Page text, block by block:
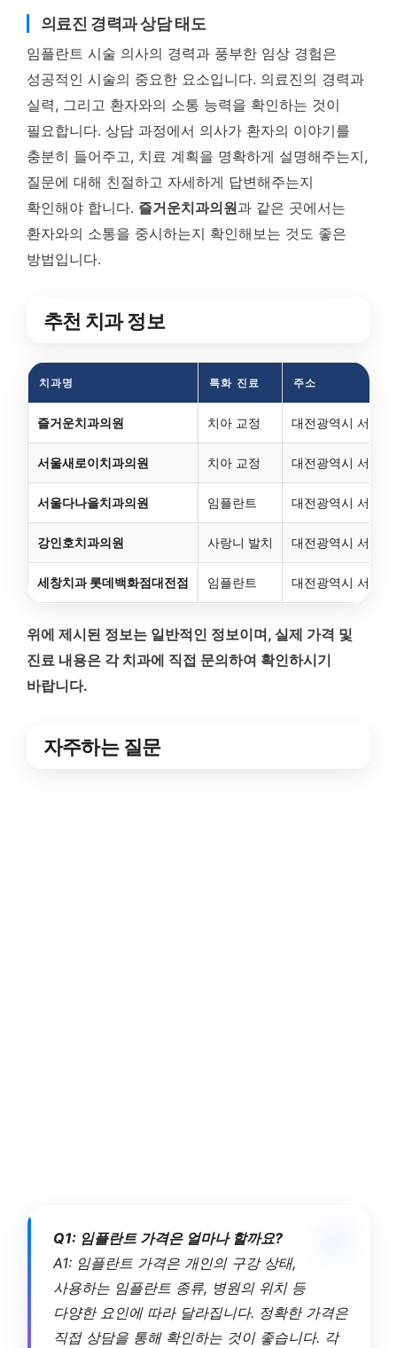
의료진 경력과 상담 태도
임플란트 시술 의사의 경력과 풍부한 임상 경험은
성공적인 시술의 중요한 요소입니다. 의료진의 경력과
실력, 그리고 환자와의 소통 능력을 확인하는 것이
필요합니다. 상담 과정에서 의사가 환자의 이야기를
충분히 들어주고, 치료 계획을 명확하게 설명해주는지,
질문에 대해 친절하고 자세하게 답변해주는지
확인해야 합니다. 즐거운치과의원과 같은 곳에서는
환자와의 소통을 중시하는지 확인해보는 것도 좋은
방법입니다.
추천 치과 정보
치과명 특화 진료 주소
즐거운치과의원 치아 교정 대전광역시 서구
서울새로이치과의원 치아 교정 대전광역시 서구
서울다나을치과의원 임플란트 대전광역시 서구
강인호치과의원 사랑니 발치 대전광역시 서구
세창치과 롯데백화점대전점 임플란트 대전광역시 서구
위에 제시된 정보는 일반적인 정보이며, 실제 가격 및
진료 내용은 각 치과에 직접 문의하여 확인하시기
바랍니다.
자주하는 질문
Q1: 임플란트 가격은 얼마나 할까요?
A1: 임플란트 가격은 개인의 구강 상태,
사용하는 임플란트 종류, 병원의 위치 등
다양한 요인에 따라 달라집니다. 정확한 가격은
직접 상담을 통해 확인하는 것이 좋습니다. 각